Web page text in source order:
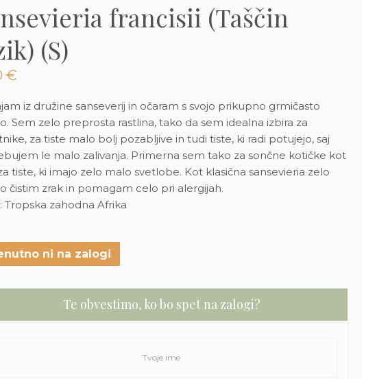
francisii (Taščin
(S)
€
iz družine sanseverij in očaram s svojo prikupno grmičasto
Sem zelo preprosta rastlina, tako da sem idealna izbira za
za tiste malo bolj pozabljive in tudi tiste, ki radi potujejo, saj
le malo zalivanja. Primerna sem tako za sončne kotičke kot
tiste, ki imajo zelo malo svetlobe. Kot klasična sansevieria zelo
čistim zrak in pomagam celo pri alergijah.
Tropska zahodna Afrika
ni na zalogi
Te obvestimo, ko bo spet na zalogi?